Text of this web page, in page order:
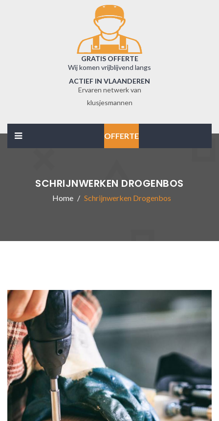
GRATIS OFFERTE
Wij komen vrijblijvend langs
ACTIEF IN VLAANDEREN
Ervaren netwerk van
klusjesmannen
OFFERTE
SCHRIJNWERKEN DROGENBOS
Home Schrijnwerken Drogenbos